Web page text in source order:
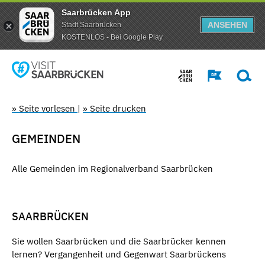
Saarbrücken App
Stadt Saarbrücken
KOSTENLOS - Bei Google Play
ANSEHEN
» Seite vorlesen | » Seite drucken
GEMEINDEN
Alle Gemeinden im Regionalverband Saarbrücken
SAARBRÜCKEN
Sie wollen Saarbrücken und die Saarbrücker kennen
lernen? Vergangenheit und Gegenwart Saarbrückens